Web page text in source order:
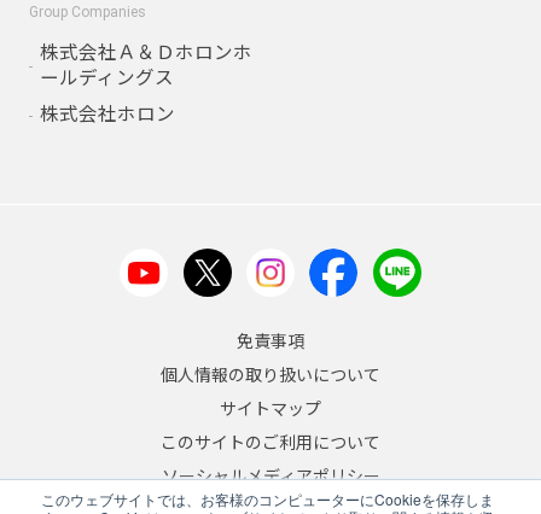
このウェブサイトでは、お客様のコンピューターにCookieを保存しま
Group Companies
株式会社Ａ＆Ｄホロンホ
ールディングス
株式会社ホロン
免責事項
個人情報の取り扱いについて
サイトマップ
このサイトのご利用について
ソーシャルメディアポリシー